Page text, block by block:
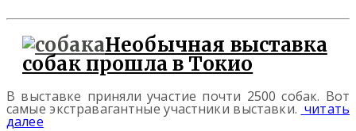
Необычная выставка
собак прошла в Токио
В выставке приняли участие почти 2500 собак. Вот
самые экстравагантные участники выставки. читать
далее